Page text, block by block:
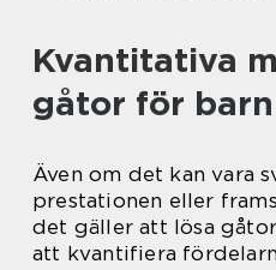
Kvantitativa
gåtor för barn
Även om det kan vara
prestationen eller
det gäller att lösa
att kvantifiera